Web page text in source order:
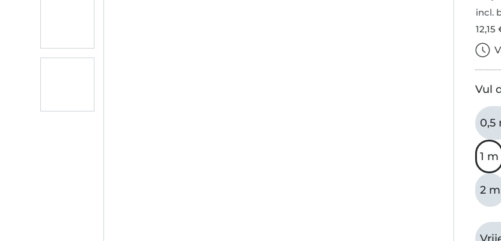
incl.
Vul
0,5
1 m
2 m